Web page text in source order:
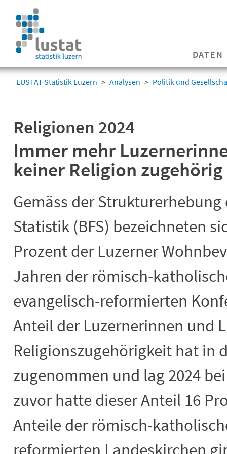
DATEN
LUSTAT Statistik Luzern Analysen Politik und
Religionen 2024
Immer mehr
keiner Religion zugehörig
Gemäss der
Statistik (BFS) bezeichneten
Prozent der Luzerner
Jahren der römisch-
evangelisch-reformierten
Anteil der Luzernerinnen und
Religionszugehörigkeit hat in
zugenommen und lag 2024
zuvor hatte dieser Anteil 16
Anteile der römisch-